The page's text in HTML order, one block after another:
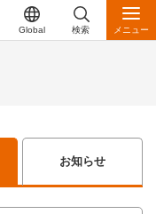
Global 検索 メニュー
お知らせ